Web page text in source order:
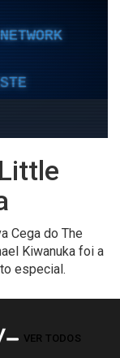
Cega do The
Kiwanuka foi a
especial.
VER TODOS